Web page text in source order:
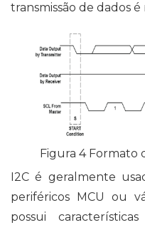
transmissão de dados
Figura 4 Formato
I2C é geralmente
periféricos MCU ou
possui